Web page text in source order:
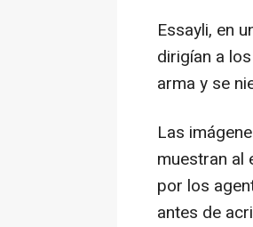
Essayli, en
dirigían a
arma y se
Las
muestran al
por los
antes de